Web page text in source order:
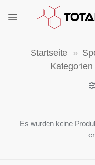
Inhalt
Startseite »
Kategorien
Es wurden keine